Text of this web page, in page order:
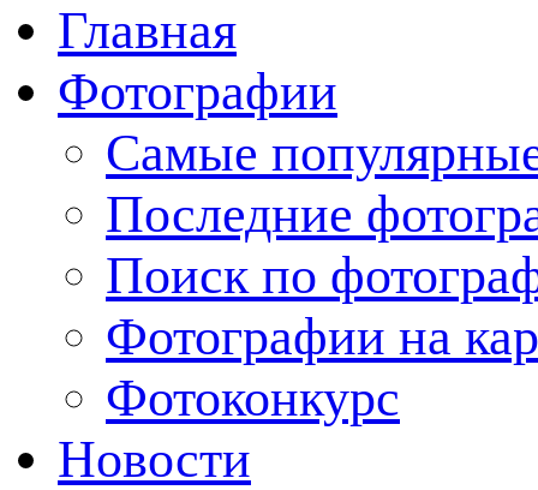
Главная
Фотографии
Cамые
Последние
Поиск по
Фотографии на
Фотоконкурс
Новости